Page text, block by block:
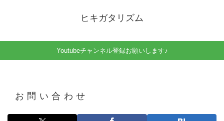
ヒキガタリズム
Youtubeチャンネル登録お願いします♪
お問い合わせ